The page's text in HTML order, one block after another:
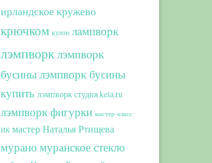
ирландское кружево
крючком кулон лампворк
лэмпворклэмпворк
бусинылэмпворк бусины
купить лэмпворк студия kela.ru
лэмпворк фигурки мастер-класс
ИК мастер Наталья Ртищева
мурано муранское стекло